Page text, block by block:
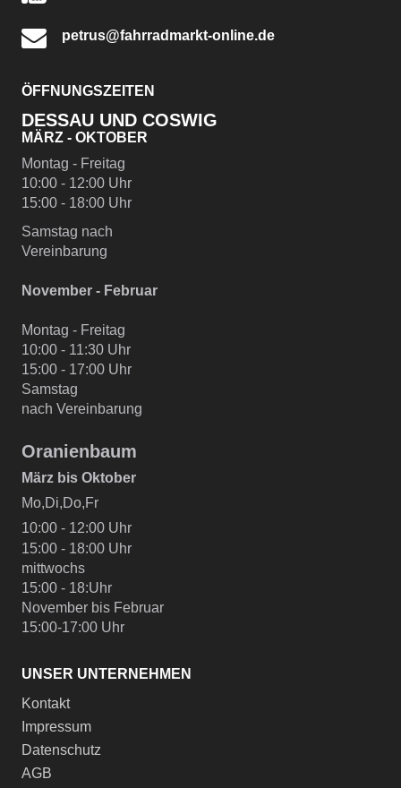
petrus@fahrradmarkt-online.de
ÖFFNUNGSZEITEN
DESSAU UND COSWIG
MÄRZ - OKTOBER
Montag - Freitag
10:00 - 12:00 Uhr
15:00 - 18:00 Uhr
Samstag nach
Vereinbarung
November - Februar
Montag - Freitag
10:00 - 11:30 Uhr
15:00 - 17:00 Uhr
Samstag
nach Vereinbarung
Oranienbaum
März bis Oktober
Mo,Di,Do,Fr
10:00 - 12:00 Uhr
15:00 - 18:00 Uhr
mittwochs
15:00 - 18:Uhr
November bis Februar
15:00-17:00 Uhr
UNSER UNTERNEHMEN
Kontakt
Impressum
Datenschutz
AGB